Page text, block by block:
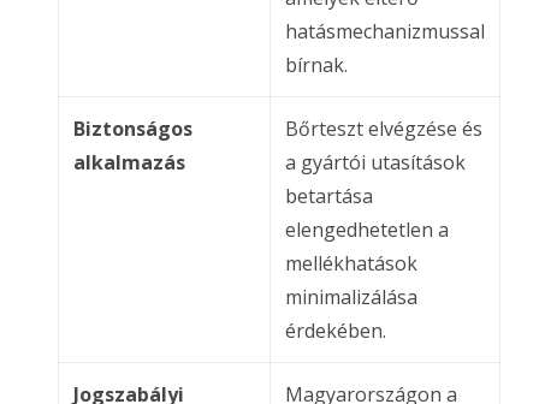
hatásmechanizmussal
bírnak.
Biztonságos
alkalmazás
Bőrteszt elvégzése és
a gyártói utasítások
betartása
elengedhetetlen a
mellékhatások
minimalizálása
érdekében.
Jogszabályi
Magyarországon a